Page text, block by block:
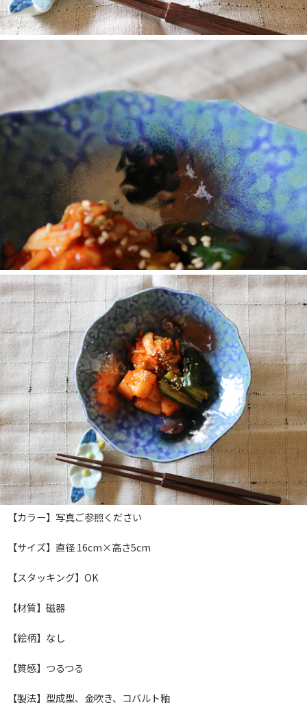
【カラー】写真ご参照ください
【サイズ】直径 16cm×高さ5cm
【スタッキング】OK
【材質】磁器
【絵柄】なし
【質感】つるつる
【製法】型成型、金吹き、コバルト釉